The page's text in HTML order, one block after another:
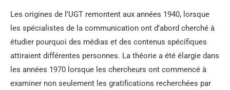
Les origines de l’UGT remontent aux années 1940, lorsque
les spécialistes de la communication ont d’abord cherché à
étudier pourquoi des médias et des contenus spécifiques
attiraient différentes personnes. La théorie a été élargie dans
les années 1970 lorsque les chercheurs ont commencé à
examiner non seulement les gratifications recherchées par